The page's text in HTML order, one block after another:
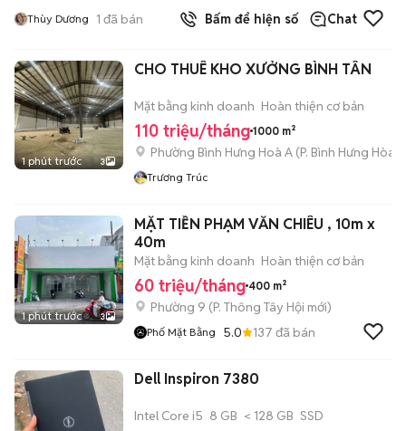
Thùy Dương 1 đã bán Bấm để hiện số Chat
1 phút trước 3
CHO THUÊ KHO XƯỞNG BÌNH TÂN
Mặt bằng kinh doanh Hoàn thiện cơ bản
110 triệu/tháng 1000 m²
Phường Bình Hưng Hoà A (P. Bình Hưng Hòa
Trương Trúc
1 phút trước 3
MẶT TIỀN PHẠM VĂN CHIÊU , 10m x
40m
Mặt bằng kinh doanh Hoàn thiện cơ bản
60 triệu/tháng 400 m²
Phường 9 (P. Thông Tây Hội mới)
Phố Mặt Bằng 5.0 137 đã bán
Dell Inspiron 7380
Intel Core i5 8 GB < 128 GB SSD